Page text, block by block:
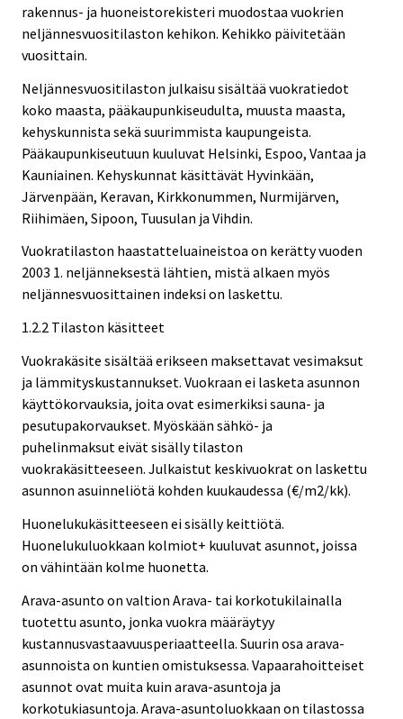
rakennus- ja huoneistorekisteri muodostaa vuokrien
neljännesvuositilaston kehikon. Kehikko päivitetään
vuosittain.
Neljännesvuositilaston julkaisu sisältää vuokratiedot
koko maasta, pääkaupunkiseudulta, muusta maasta,
kehyskunnista sekä suurimmista kaupungeista.
Pääkaupunkiseutuun kuuluvat Helsinki, Espoo, Vantaa ja
Kauniainen. Kehyskunnat käsittävät Hyvinkään,
Järvenpään, Keravan, Kirkkonummen, Nurmijärven,
Riihimäen, Sipoon, Tuusulan ja Vihdin.
Vuokratilaston haastatteluaineistoa on kerätty vuoden
2003 1. neljänneksestä lähtien, mistä alkaen myös
neljännesvuosittainen indeksi on laskettu.
1.2.2 Tilaston käsitteet
Vuokrakäsite sisältää erikseen maksettavat vesimaksut
ja lämmityskustannukset. Vuokraan ei lasketa asunnon
käyttökorvauksia, joita ovat esimerkiksi sauna- ja
pesutupakorvaukset. Myöskään sähkö- ja
puhelinmaksut eivät sisälly tilaston
vuokrakäsitteeseen. Julkaistut keskivuokrat on laskettu
asunnon asuinneliötä kohden kuukaudessa (€/m2/kk).
Huonelukukäsitteeseen ei sisälly keittiötä.
Huonelukuluokkaan kolmiot+ kuuluvat asunnot, joissa
on vähintään kolme huonetta.
Arava-asunto on valtion Arava- tai korkotukilainalla
tuotettu asunto, jonka vuokra määräytyy
kustannusvastaavuusperiaatteella. Suurin osa arava-
asunnoista on kuntien omistuksessa. Vapaarahoitteiset
asunnot ovat muita kuin arava-asuntoja ja
korkotukiasuntoja. Arava-asuntoluokkaan on tilastossa